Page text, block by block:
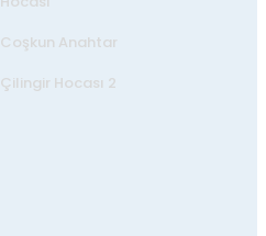
Coşkun Anahtar
Çilingir Hocası 2